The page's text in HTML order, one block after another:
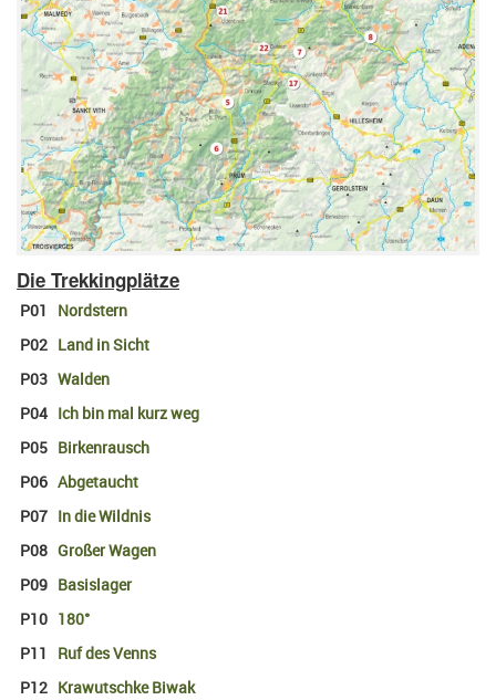
Die Trekkingplätze
P01 Nordstern
P02 Land in Sicht
P03 Walden
P04 Ich bin mal kurz weg
P05 Birkenrausch
P06 Abgetaucht
P07 In die Wildnis
P08 Großer Wagen
P09 Basislager
P10 180°
P11 Ruf des Venns
P12 Krawutschke Biwak